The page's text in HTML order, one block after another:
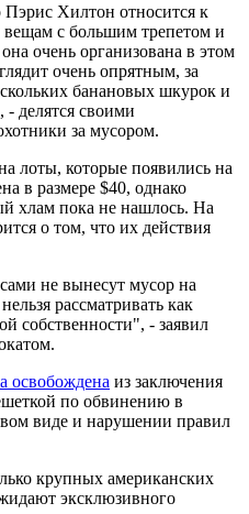
Хилтон относится к
с большим трепетом и
очень организована в этом
очень опрятным, за
банановых шкурок и
- делятся своими
за мусором.
лоты, которые появились на
в размере $40, однако
хлам пока не нашлось. На
о том, что их действия
не вынесут мусор на
рассматривать как
собственности", - заявил
освобождена из заключения
по обвинению в
виде и нарушении правил
крупных американских
эксклюзивного